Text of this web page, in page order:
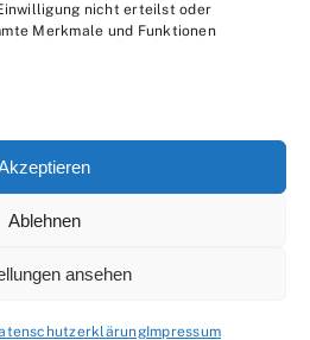
nicht erteilst oder
Merkmale und Funktionen
Ablehnen
ansehen
Impressum
2026 •by Moveco